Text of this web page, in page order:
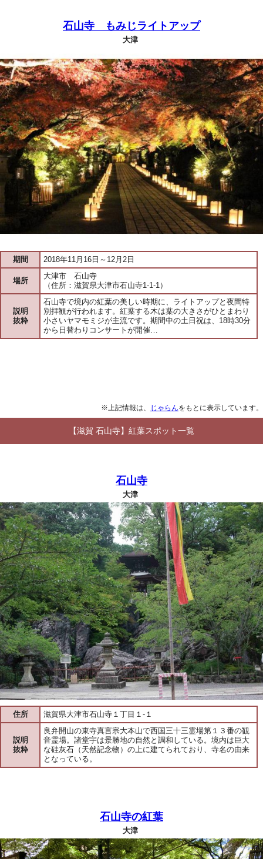
石山寺 もみじライトアップ
大津
期間 2018年11月16日～12月2日
場所
大津市 石山寺
（住所：滋賀県大津市石山寺1-1-1）
説明
抜粋
石山寺で境内の紅葉の美しい時期に、ライトアップと夜間特
別拝観が行われます。紅葉する木は葉の大きさがひとまわり
小さいヤマモミジが主流です。期間中の土日祝は、18時30分
から日替わりコンサートが開催…
※上記情報は、 じゃらんをもとに表示しています。
【滋賀 石山寺】紅葉スポット一覧
石山寺
大津
住所 滋賀県大津市石山寺１丁目１-１
説明
抜粋
良弁開山の東寺真言宗大本山で西国三十三霊場第１３番の観
音霊場。諸堂宇は景勝地の自然と調和している。境内は巨大
な硅灰石（天然記念物）の上に建てられており、寺名の由来
となっている。
石山寺の紅葉
大津